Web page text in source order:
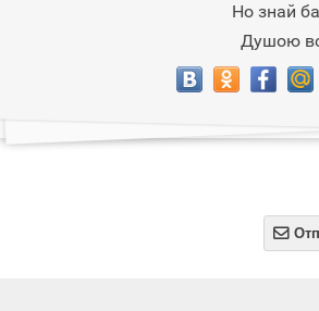
Но знай
Душою
